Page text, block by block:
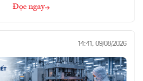
Đọc ngay
14:41, 09/08/2026